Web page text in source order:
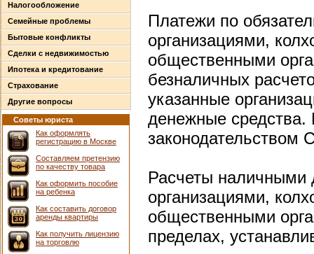
Налогообложение
Семейные проблемы
Бытовые конфликты
Сделки с недвижимостью
Ипотека и кредитование
Страхование
Другие вопросы
Советы юриста
Как оформлять
регистрацию в Москве
Составляем претензию
по качеству товара
Как оформить пособие
на ребенка
Как составить договор
аренды квартиры
Как получить лицензию
на торговлю
Платежи по
организациями,
общественными
безналичных
указанные
денежные
законодательством
Расчеты наличными
организациями,
общественными
пределах,